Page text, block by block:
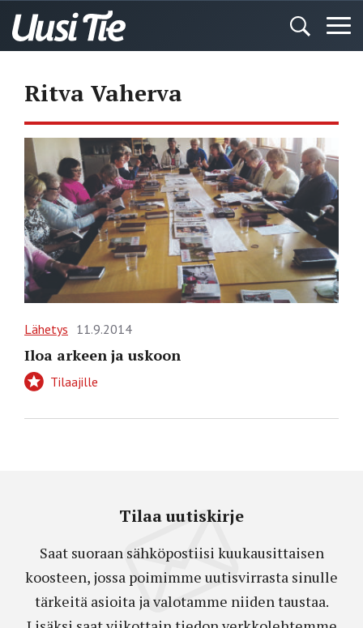
Ritva Vaherva
Lähetys 11.9.2014
Iloa arkeen ja uskoon
Tilaajille
Tilaa uutiskirje
Saat suoraan sähköpostiisi kuukausittaisen
koosteen, jossa poimimme uutisvirrasta sinulle
tärkeitä asioita ja valotamme niiden taustaa.